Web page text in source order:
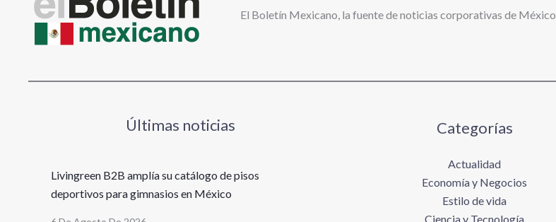
El Boletín Mexicano, la fuente de noticias corporativas de México
Últimas noticias
Livingreen B2B amplía su catálogo de pisos
deportivos para gimnasios en México
Categorías
Actualidad
Economía y Negocios
Estilo de vida
Ciencia y Tecnología